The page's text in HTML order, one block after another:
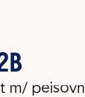
peisovn |